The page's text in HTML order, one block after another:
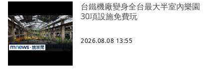
台鐵機廠變身全台最大半室內樂園
30項設施免費玩
2026.08.08 13:55